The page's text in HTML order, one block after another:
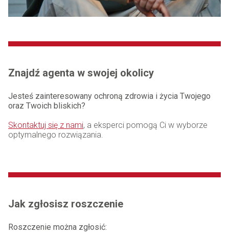
Znajdź agenta w swojej okolicy
Jesteś zainteresowany ochroną zdrowia i życia Twojego
oraz Twoich bliskich?
Skontaktuj się z nami, a eksperci pomogą Ci w wyborze
optymalnego rozwiązania.
Jak zgłosisz roszczenie
Roszczenie można zgłosić: